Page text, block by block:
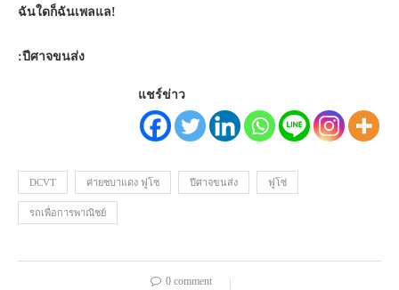
ฉันใดก็ฉันเพลแล!
:ปีศาจขนส่ง
แชร์ข่าว
DCVT ค่ายชบาแดง ฟูโซ ปีศาจขนส่ง ฟูโซ่
รถเพื่อการพาณิชย์
0 comment